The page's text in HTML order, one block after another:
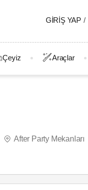
GIRIŞ YAP /
Çeyiz Araçlar
After Party Mekanları